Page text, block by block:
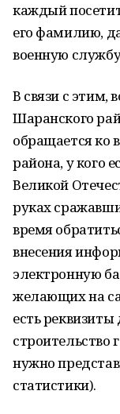
каждый
его фамилию,
военную
В связи с этим,
Шаранского
обращается ко
района, у кого
Великой
руках
время
внесения
электронную
желающих на
есть
строительство
нужно
статистики).